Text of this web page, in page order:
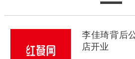
李佳琦背后
店开业